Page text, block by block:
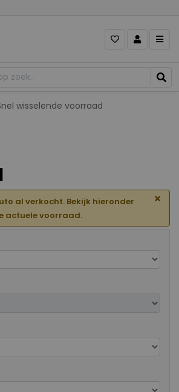
Gevarieerd aanbod
al verkocht. Bekijk hieronder
actuele voorraad.
×